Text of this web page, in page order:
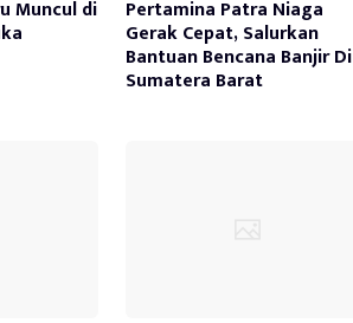
Muncul di Pertamina Patra Niaga
Gerak Cepat, Salurkan
Bantuan Bencana Banjir Di
Sumatera Barat